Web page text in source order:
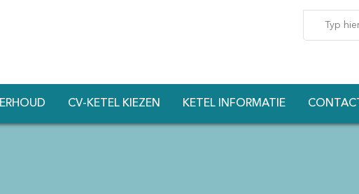
CV-KETEL KIEZEN KETEL INFORMATIE CONTACT